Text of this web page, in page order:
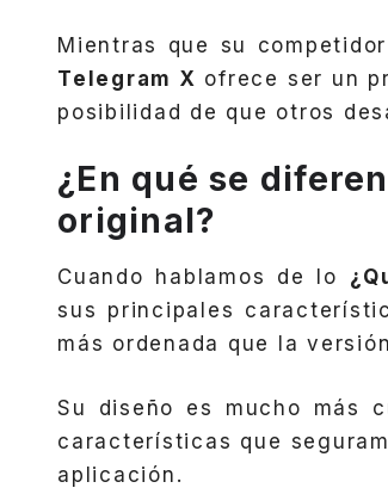
Mientras que su
Telegram X ofrece ser un
posibilidad de que otros
¿En qué se
original?
Cuando hablamos de lo
sus principales
más ordenada que la
Su diseño es mucho más
características que
aplicación.